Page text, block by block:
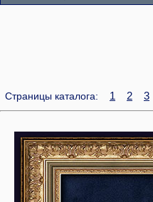
Страницы каталога: 1 2 3